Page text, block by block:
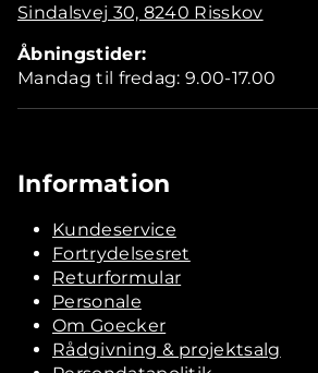
Sindalsvej 30, 8240 Risskov
Åbningstider:
Mandag til fredag: 9.00-17.00
Information
Kundeservice
Fortrydelsesret
Returformular
Personale
Om Goecker
Rådgivning & projektsalg